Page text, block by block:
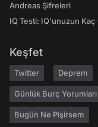
Andreas Şifreleri
IQ Testi: IQ'unuzun
Keşfet
Twitter Deprem
Günlük Burç Yorumları
Bugün Ne Pişirsem